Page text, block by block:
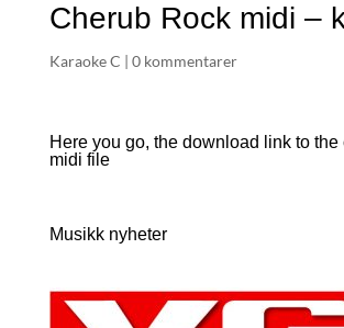
Cherub Rock midi –
Karaoke C | 0 kommentarer
Here you go, the download link to the
midi file
Musikk nyheter